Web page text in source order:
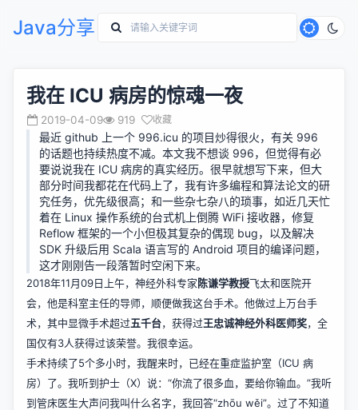
Java分享
我在 ICU 病房的惊魂一夜
2019-04-09 919 收藏
最近 github 上一个 996.icu 的项目炒得很火，有关 996
的话题也持续热度不减。本文我不想谈 996，但觉得有必
要说说我在 ICU 病房的真实经历。很早就想写下来，但大
部分时间我都花在代码上了，我有许多编程和算法论文的研
究任务，优先级很高；和一些杂七杂八的琐事，如近几天忙
着在 Linux 操作系统的台式机上倒腾 WiFi 接收器，修复
Reflow 框架的一个小但极其复杂的偶现 bug，以及解决
SDK 升级后用 Scala 语言写的 Android 项目的编译问题，
这才刚刚告一段落暂时空闲下来。
2018年11月09日上午，神经外科专家陈谦学教授飞太和医院开
会，他是科室主任的导师，顺便做我这台手术。他做过上万台手
术，其中显微手术超过五千台，获得过王忠诚神经外科医师奖，全
国仅有3人获得过该荣誉。我很幸运。
手术持续了5个多小时，我醒来时，已经在重症监护室（ICU 病
房）了。我听到护士（X）说：“你流了很多血，要给你输血。”我听
到管床医生大声问我叫什么名字，我回答“zhōu wěi”。过了不知道